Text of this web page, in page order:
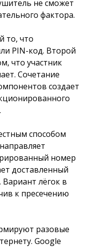
не сможет
фактора.
то, что
PIN-код. Второй
что участник
Сочетание
создает
способом
номер
доставленный
лёгок в
к пресечению
разовые
Google